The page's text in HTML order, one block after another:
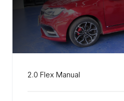
2.0 Flex Manual